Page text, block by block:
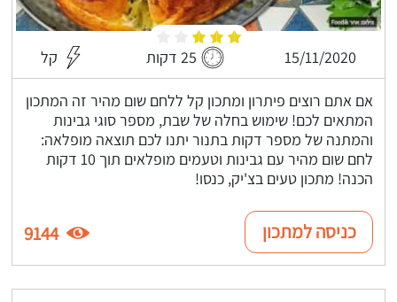
15/11/2020 25 דקות קל
אם אתם רוצים פיתרון ומתכון קל ללחם שום מהיר זה המתכון
המתאים לכם! שימוש בחלה של שבת, מספר סוגי גבינות
והמתנה של מספר דקות בתנור יתנו לכם תוצאה מופלאה:
לחם שום מהיר עם גבינות וטעמים מופלאים תוך 10 דקות
הכנה! מתכון טעים בצ'יק, כנסו!
כניסה למתכון 9144